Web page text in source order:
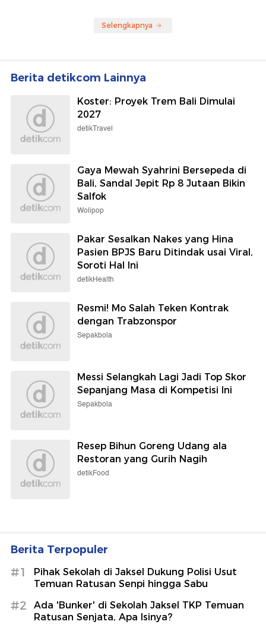
Selengkapnya
Berita detikcom Lainnya
Koster: Proyek Trem Bali Dimulai
2027
detikTravel
Gaya Mewah Syahrini Bersepeda di
Bali, Sandal Jepit Rp 8 Jutaan Bikin
Salfok
Wolipop
Pakar Sesalkan Nakes yang Hina
Pasien BPJS Baru Ditindak usai Viral,
Soroti Hal Ini
detikHealth
Resmi! Mo Salah Teken Kontrak
dengan Trabzonspor
Sepakbola
Messi Selangkah Lagi Jadi Top Skor
Sepanjang Masa di Kompetisi Ini
Sepakbola
Resep Bihun Goreng Udang ala
Restoran yang Gurih Nagih
detikFood
Berita Terpopuler
#1
Pihak Sekolah di Jaksel Dukung Polisi Usut
Temuan Ratusan Senpi hingga Sabu
#2
Ada 'Bunker' di Sekolah Jaksel TKP Temuan
Ratusan Senjata, Apa Isinya?